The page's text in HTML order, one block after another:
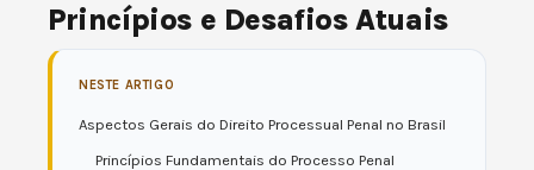
Princípios e Desafios Atuais
NESTE ARTIGO
Aspectos Gerais do Direito Processual Penal no Brasil
Princípios Fundamentais do Processo Penal